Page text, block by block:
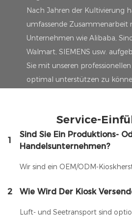
Nach Jahren der Kultivierung
umfassende Zusammenarbeit
Unternehmen wie Alibaba,
Walmart, SIEMENS usw.
Sie mit unseren
optimal unterstützen zu
Service-
1
Sind Sie Ein Produktions-
Handelsunternehmen?
Wir sind ein OEM/ODM-
2 Wie Wird Der Kiosk
Luft- und Seetransport sind